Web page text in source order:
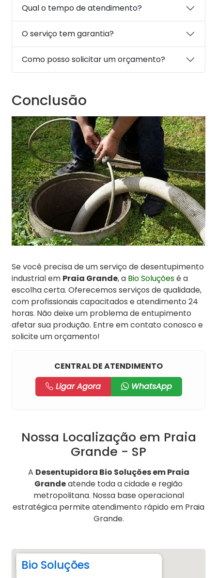
Qual o tempo de atendimento?
O serviço tem garantia?
Como posso solicitar um orçamento?
Conclusão
Se você precisa de um serviço de desentupimento
industrial em Praia Grande, a Bio Soluçõesé a
escolha certa. Oferecemos serviços de qualidade,
com profissionais capacitados e atendimento 24
horas. Não deixe um problema de entupimento
afetar sua produção. Entre em contato conosco e
solicite um orçamento!
CENTRAL DE ATENDIMENTO
Ligar Agora
WhatsApp
Nossa Localização em Praia
Grande - SP
A Desentupidora Bio Soluções em Praia
Grandeatende toda a cidade e região
metropolitana. Nossa base operacional
estratégica permite atendimento rápido em Praia
Grande.
Bio Soluções